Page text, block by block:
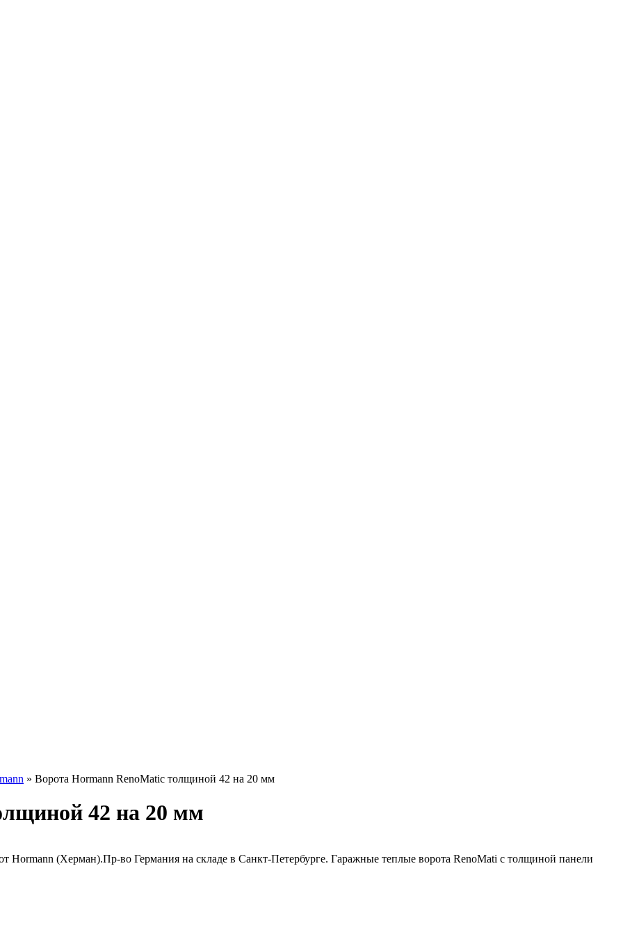
» Ворота Hormann RenoMatic толщиной 42 на 20 мм
42 на 20 мм
Hormann (Херман).Пр-во Германия на складе в Санкт-Петербурге. Гаражные теплые ворота RenoMati с толщиной панели